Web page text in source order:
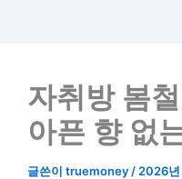
자취방 봄
아픈 향 없
글쓴이 truemoney / 2026